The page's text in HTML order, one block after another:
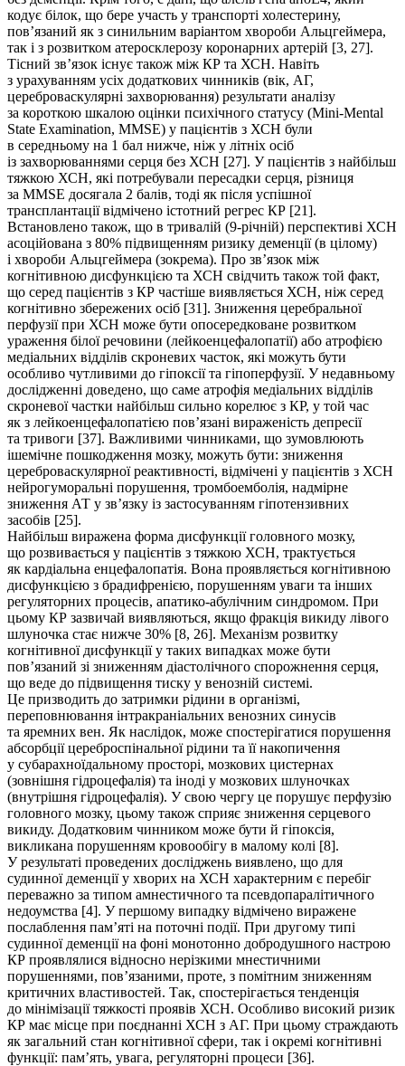
кодує білок, що бере участь у транспорті холестерину,
пов’язаний як з синильним варіантом хвороби Альцгеймера,
так і з розвитком атеросклерозу коронарних артерій [3, 27].
Тісний зв’язок існує також між КР та ХСН. Навіть
з урахуванням усіх додаткових чинників (вік, АГ,
цереброваскулярні захворювання) результати аналізу
за короткою шкалою оцінки психічного статусу (Mini-Мental
State Eхamination, MMSE) у пацієнтів з ХСН були
в середньому на 1 бал нижче, ніж у літніх осіб
із захворюваннями серця без ХСН [27]. У пацієнтів з найбільш
тяжкою ХСН, які потребували пересадки серця, різниця
за MMSE досягала 2 балів, тоді як після успішної
трансплантації відмічено істотний регрес КР [21].
Встановлено також, що в тривалій (9-річній) перспективі ХСН
асоційована з 80% підвищенням ризику деменції (в цілому)
і хвороби Альцгеймера (зокрема). Про зв’язок між
когнітивною дисфункцією та ХСН свідчить також той факт,
що серед пацієнтів з КР частіше виявляється ХСН, ніж серед
когнітивно збережених осіб [31]. Зниження церебральної
перфузії при ХСН може бути опосередковане розвитком
ураження білої речовини (лейкоенцефалопатії) або атрофією
медіальних відділів скроневих часток, які можуть бути
особливо чутливими до гіпоксії та гіпоперфузії. У недавньому
дослідженні доведено, що саме атрофія медіальних відділів
скроневої частки найбільш сильно корелює з КР, у той час
як з лейкоенцефалопатією пов’язані вираженість депресії
та тривоги [37]. Важливими чинниками, що зумовлюють
ішемічне пошкодження мозку, можуть бути: зниження
цереброваскулярної реактивності, відмічені у пацієнтів з ХСН
нейрогуморальні порушення, тромбоемболія, надмірне
зниження АТ у зв’язку із застосуванням гіпотензивних
засобів [25].
Найбільш виражена форма дисфункції головного мозку,
що розвивається у пацієнтів з тяжкою ХСН, трактується
як кардіальна енцефалопатія. Вона проявляється когнітивною
дисфункцією з брадифренією, порушенням уваги та інших
регуляторних процесів, апатико-абулічним синдромом. При
цьому КР зазвичай виявляються, якщо фракція викиду лівого
шлуночка стає нижче 30% [8, 26]. Механізм розвитку
когнітивної дисфункції у таких випадках може бути
пов’язаний зі зниженням діастолічного спорожнення серця,
що веде до підвищення тиску у венозній системі.
Це призводить до затримки рідини в організмі,
переповнювання інтракраніальних венозних синусів
та яремних вен. Як наслідок, може спостерігатися порушення
абсорбції цереброспінальної рідини та її накопичення
у субарахноїдальному просторі, мозкових цистернах
(зовнішня гідроцефалія) та іноді у мозкових шлуночках
(внутрішня гідроцефалія). У свою чергу це порушує перфузію
головного мозку, цьому також сприяє зниження серцевого
викиду. Додатковим чинником може бути й гіпоксія,
викликана порушенням кровообігу в малому колі [8].
У результаті проведених досліджень виявлено, що для
судинної деменції у хворих на ХСН характерним є перебіг
переважно за типом амнестичного та псевдопаралітичного
недоумства [4]. У першому випадку відмічено виражене
послаблення пам’яті на поточні події. При другому типі
судинної деменції на фоні монотонно добродушного настрою
КР проявлялися відносно нерізкими мнестичними
порушеннями, пов’язаними, проте, з помітним зниженням
критичних властивостей. Так, спостерігається тенденція
до мінімізації тяжкості проявів ХСН. Особливо високий ризик
КР має місце при поєднанні ХСН з АГ. При цьому страждають
як загальний стан когнітивної сфери, так і окремі когнітивні
функції: пам’ять, увага, регуляторні процеси [36].